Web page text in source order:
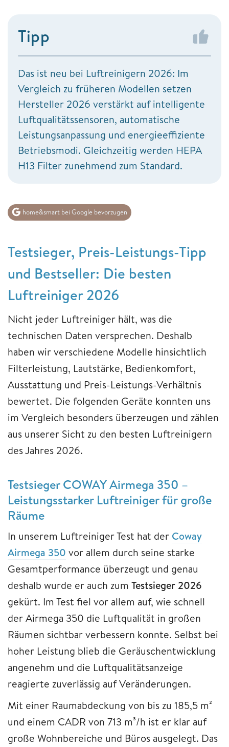
Tipp
Das ist neu bei Luftreinigern 2026: Im
Vergleich zu früheren Modellen setzen
Hersteller 2026 verstärkt auf intelligente
Luftqualitätssensoren, automatische
Leistungsanpassung und energieeffiziente
Betriebsmodi. Gleichzeitig werden HEPA
H13 Filter zunehmend zum Standard.
home&smart bei Google bevorzugen
Testsieger, Preis-Leistungs-Tipp
und Bestseller: Die besten
Luftreiniger 2026
Nicht jeder Luftreiniger hält, was die
technischen Daten versprechen. Deshalb
haben wir verschiedene Modelle hinsichtlich
Filterleistung, Lautstärke, Bedienkomfort,
Ausstattung und Preis-Leistungs-Verhältnis
bewertet. Die folgenden Geräte konnten uns
im Vergleich besonders überzeugen und zählen
aus unserer Sicht zu den besten Luftreinigern
des Jahres 2026.
Testsieger COWAY Airmega 350 –
Leistungsstarker Luftreiniger für große
Räume
In unserem Luftreiniger Test hat der Coway
Airmega 350 vor allem durch seine starke
Gesamtperformance überzeugt und genau
deshalb wurde er auch zum Testsieger 2026
gekürt. Im Test fiel vor allem auf, wie schnell
der Airmega 350 die Luftqualität in großen
Räumen sichtbar verbessern konnte. Selbst bei
hoher Leistung blieb die Geräuschentwicklung
angenehm und die Luftqualitätsanzeige
reagierte zuverlässig auf Veränderungen.
Mit einer Raumabdeckung von bis zu 185,5 m²
und einem CADR von 713 m³/h ist er klar auf
große Wohnbereiche und Büros ausgelegt. Das